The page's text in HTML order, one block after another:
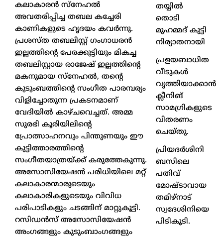
കലാകാരൻ സ്നേഹൽ
അവതരിപ്പിച്ച തബല കച്ചേരി
കാണികളുടെ ഹൃദയം കവർന്നു.
പ്രശസ്ത തബലിസ്റ്റ് ഗംഗാധരൻ
ഇല്ലത്തിന്റെ പേരക്കുട്ടിയും മികച്ച
തബലിസ്റ്റായ രാജേഷ് ഇല്ലത്തിന്റെ
മകനുമായ സ്നേഹൽ, തന്റെ
കുടുംബത്തിന്റെ സംഗീത പാരമ്പര്യം
വിളിച്ചോതുന്ന പ്രകടനമാണ്
വേദിയിൽ കാഴ്ചവെച്ചത്. അമ്മ
സുരഭി കൂരിയിലിന്റെ
പ്രോത്സാഹനവും പിന്തുണയും ഈ
കുട്ടിത്താരത്തിന്റെ
സംഗീതയാത്രയ്ക്ക് കരുത്തേകുന്നു.
അസോസിയേഷൻ പരിധിയിലെ മറ്റ്
കലാകാരന്മാരുടെയും
കലാകാരികളുടെയും വിവിധ
പരിപാടികളും ചടങ്ങിന് മാറ്റുകൂട്ടി.
റസിഡൻസ് അസോസിയേഷൻ
അംഗങ്ങളും കുടുംബാംഗങ്ങളും
തയ്യിൽ
തൊടി
മുഹമ്മദ് കുട്ടി
നിര്യാതനായി
പ്രളയബാധിത
വീടുകൾ
വൃത്തിയാക്കാൻ
ക്ലീനിങ്
സാമഗ്രികളുടെ
വിതരണം
ചെയ്തു.
പ്രിയദർശിനി
ബസിലെ
പതിവ്
മോഷ്ടാവായ
തമിഴ്നാട്
സ്വദേശിനിയെ
പിടികൂടി.